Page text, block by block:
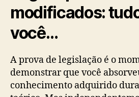
modificados:
você…
A prova de legislação é o
demonstrar que você
conhecimento adquirido